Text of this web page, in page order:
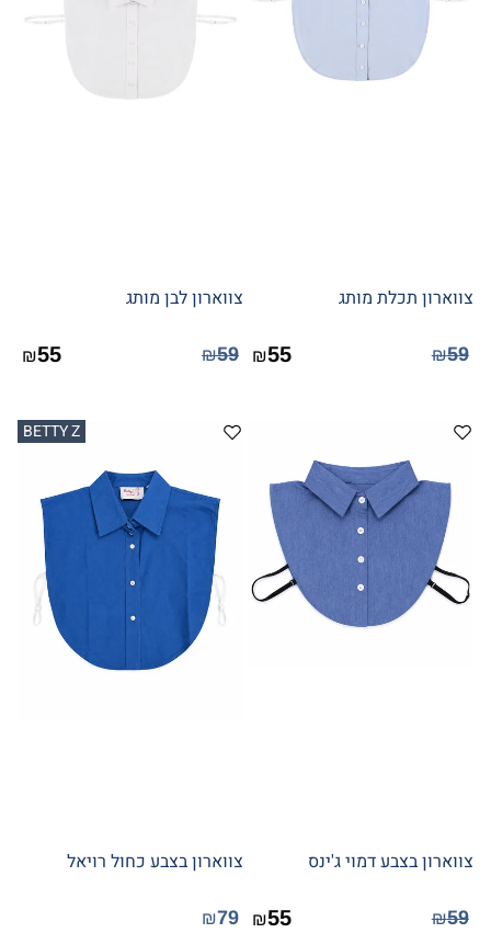
צווארון תכלת מותג
₪59
₪55
צווארון לבן מותג
₪59
₪55
צווארון בצבע דמוי ג'ינס
₪59
₪55
BETTY Z
צווארון בצבע כחול רויאל
₪79